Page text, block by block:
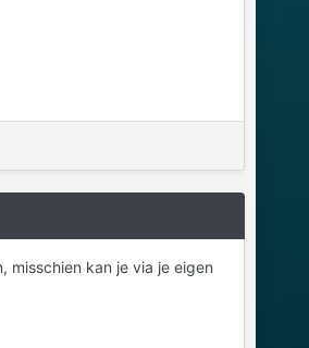
misschien kan je via je eigen